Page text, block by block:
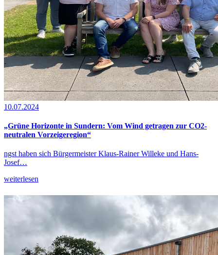
10.07.2024
„Grüne Horizonte in Sundern: Vom Wind getragen zur CO2-
neutralen Vorzeigeregion“
ngst haben sich Bürgermeister Klaus-Rainer Willeke und Hans-
Josef…
weiterlesen